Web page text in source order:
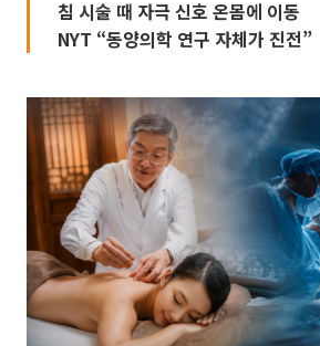
침 시술 때 자극 신호 온몸에 이동
NYT “동양의학 연구 자체가 진전”